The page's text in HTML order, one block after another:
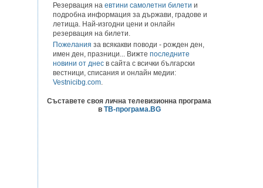
Резервация на евтини самолетни билети и
подробна информация за държави, градове и
летища. Най-изгодни цени и онлайн
резервация на билети.
Пожелания за всякакви поводи - рожден ден,
имен ден, празници... Вижте последните
новини от днес в сайта с всички български
вестници, списания и онлайн медии:
Vestnicibg.com.
Съставете своя лична телевизионна програма
в ТВ-програма.BG